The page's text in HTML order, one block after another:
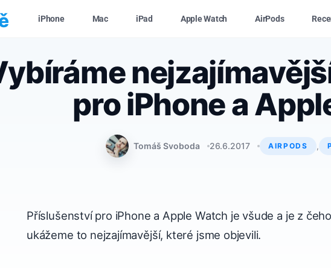
iPhone Mac iPad Apple Watch AirPods
pro iPhone a
Tomáš Svoboda 26.6.2017 AIRPODS ,
Příslušenství pro iPhone a Apple Watch je všude a je z
ukážeme to nejzajímavější, které jsme objevili.